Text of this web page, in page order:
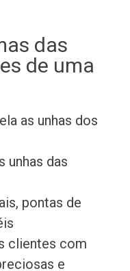
das
de uma
as unhas dos
unhas das
pontas de
clientes com
e